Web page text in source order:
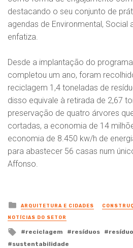
destacando o seu conjunto de
agendas de Environmental, Social
enfatiza.
Desde a implantação do
completou um ano, foram
reciclagem 1,4 toneladas de
disso equivale à retirada de 2,67
preservação de quatro árvores
cortadas, a economia de 14
economia de 8.450 kw/h de
para abastecer 56 casas num
Affonso.
Posted
in
ARQUITETURA E CIDADES
NOTÍCIAS DO SETOR
Tagged
with
reciclagem resíduos
sustentabilidade